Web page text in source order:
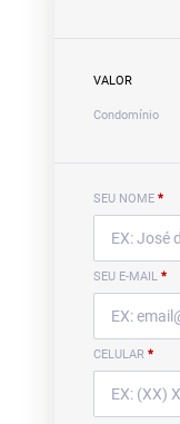
VALOR
Condomínio
SEU NOME *
SEU E-MAIL *
CELULAR *